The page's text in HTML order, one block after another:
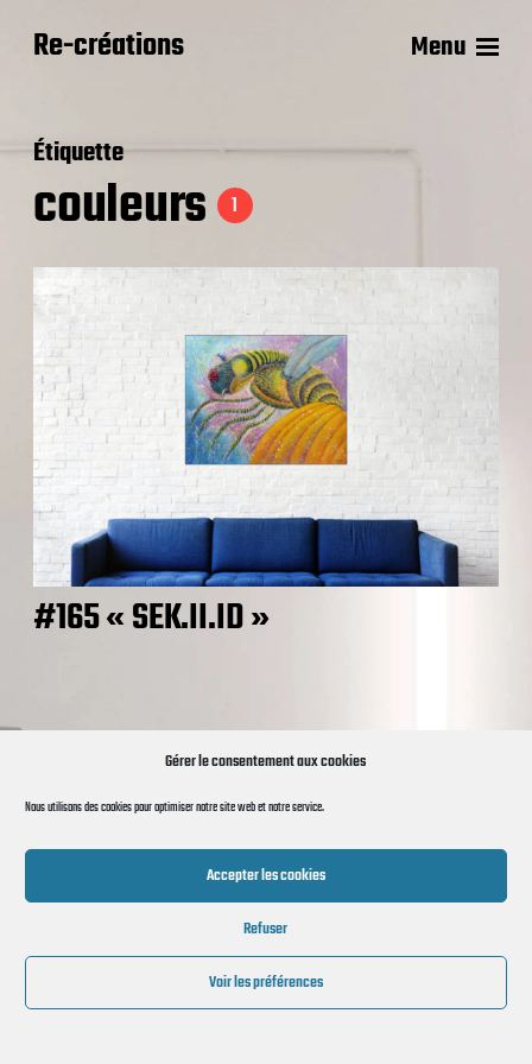
Gérer le consentement aux cookies
Nous utilisons des cookies pour optimiser notre site web et notre service.
Accepter les cookies
Refuser
Voir les préférences
Re-créations Menu
Étiquette
couleurs 1
#165 « SEK.II.ID »
© 2026 Re-créations